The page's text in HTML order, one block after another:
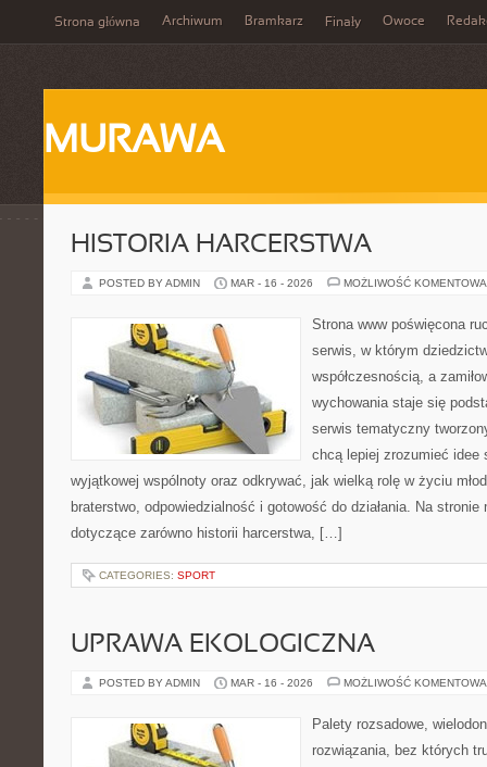
Strona główna Archiwum Bramkarz Finały Owoce
MURAWA
HISTORIA HARCERSTWA
POSTED BY ADMIN MAR - 16 - 2026 MOŻLIWOŚĆ
Strona www poświęcona
serwis, w którym
współczesnością, a
wychowania staje się
serwis tematyczny
chcą lepiej zrozumieć idee
wyjątkowej wspólnoty oraz odkrywać, jak wielką rolę w życiu
braterstwo, odpowiedzialność i gotowość do działania. Na
dotyczące zarówno historii harcerstwa, […]
CATEGORIES: SPORT
UPRAWA EKOLOGICZNA
POSTED BY ADMIN MAR - 16 - 2026 MOŻLIWOŚĆ
Palety rozsadowe,
rozwiązania, bez których